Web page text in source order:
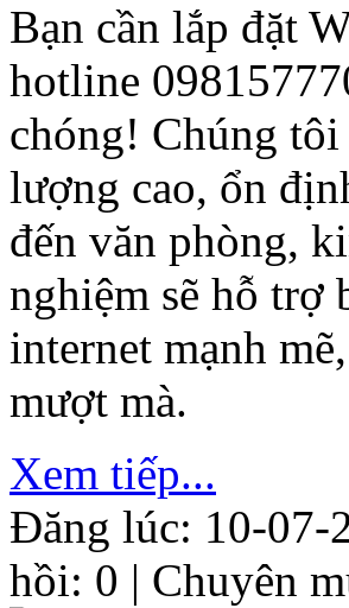
Bạn cần lắp đặt
hotline
chóng! Chúng
lượng cao, ổn
đến văn phòng,
nghiệm sẽ hỗ trợ
internet mạnh
mượt mà.
Xem tiếp...
Đăng lúc: 10-07-
hồi: 0 | Chuyên